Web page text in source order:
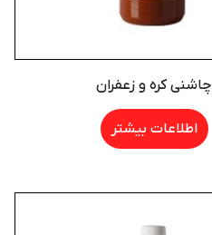
چاشنی کره و زعفران
اطلاعات بیشتر